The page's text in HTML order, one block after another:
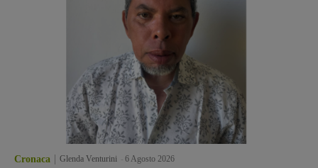
Cronaca Glenda Venturini 6 Agosto 2026